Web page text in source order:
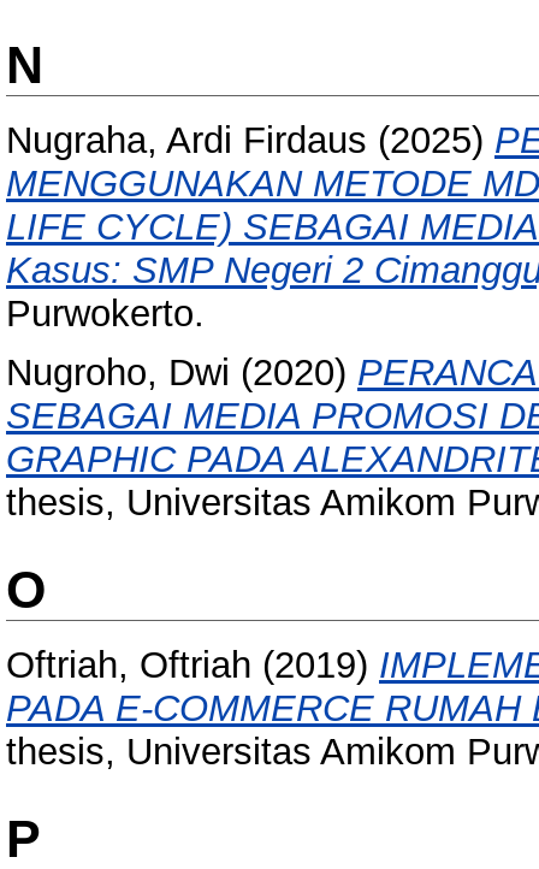
N
Nugraha, Ardi Firdaus (2025)
MENGGUNAKAN METODE
LIFE CYCLE) SEBAGAI
Kasus: SMP Negeri 2
Purwokerto.
Nugroho, Dwi (2020)
SEBAGAI MEDIA PROMOSI
GRAPHIC PADA
thesis, Universitas Amikom
O
Oftriah, Oftriah (2019)
PADA E-COMMERCE
thesis, Universitas Amikom
P